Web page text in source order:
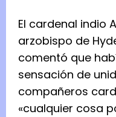
El cardenal indio
arzobispo de
comentó que
sensación de
compañeros
«cualquier cosa